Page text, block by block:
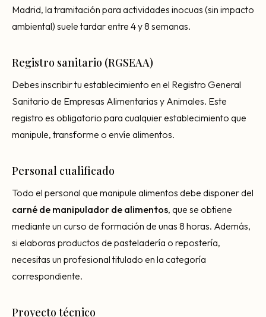
Madrid, la tramitación para actividades inocuas (sin impacto
ambiental) suele tardar entre 4 y 8 semanas.
Registro sanitario (RGSEAA)
Debes inscribir tu establecimiento en el Registro General
Sanitario de Empresas Alimentarias y Animales. Este
registro es obligatorio para cualquier establecimiento que
manipule, transforme o envíe alimentos.
Personal cualificado
Todo el personal que manipule alimentos debe disponer del
carné de manipulador de alimentos, que se obtiene
mediante un curso de formación de unas 8 horas. Además,
si elaboras productos de pasteladería o repostería,
necesitas un profesional titulado en la categoría
correspondiente.
Proyecto técnico